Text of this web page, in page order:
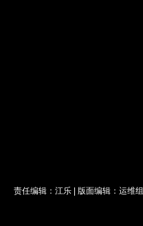
责任编辑：江乐 | 版面编辑：运维组